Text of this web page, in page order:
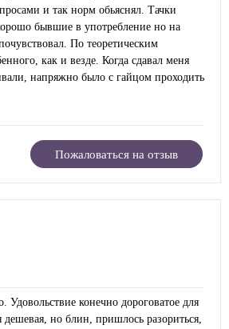
и так норм обьяснял. Тачки
бывшие в употребление но на
По теоретическим
как и везде. Когда сдавал меня
напряжно было с гайцом проходить
Пожаловаться на отзыв
Удовольствие конечно дороговатое для
дешевая, но блин, пришлось разориться,